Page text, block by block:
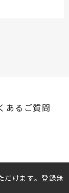
あるご質問
だけます。登録無